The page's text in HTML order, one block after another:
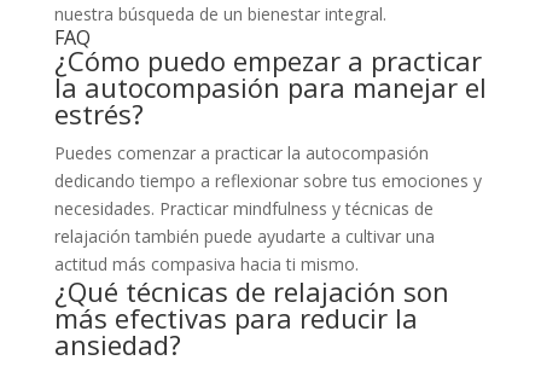
nuestra búsqueda de un bienestar integral.
FAQ
¿Cómo puedo empezar a practicar
la autocompasión para manejar el
estrés?
Puedes comenzar a practicar la autocompasión
dedicando tiempo a reflexionar sobre tus emociones y
necesidades. Practicar mindfulness y técnicas de
relajación también puede ayudarte a cultivar una
actitud más compasiva hacia ti mismo.
¿Qué técnicas de relajación son
más efectivas para reducir la
ansiedad?